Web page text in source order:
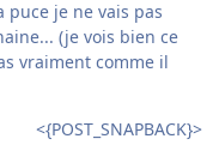
puce je ne vais pas
(je vois bien ce
vraiment comme il
<{POST_SNAPBACK}>